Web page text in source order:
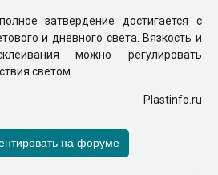
затвердение достигается с
и дневного света. Вязкость и
можно регулировать
светом.
Plastinfo.ru